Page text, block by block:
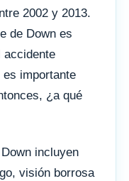
2002 y 2013.
de Down es
accidente
importante
¿a qué
incluyen
visión borrosa